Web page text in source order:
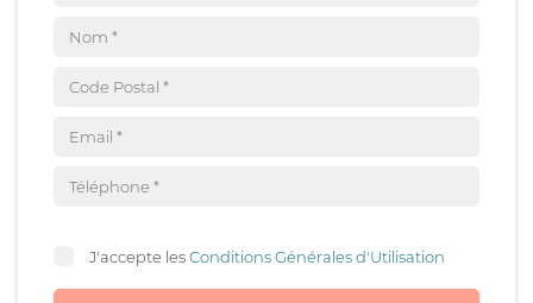
J'accepte lesConditions Générales d'Utilisation